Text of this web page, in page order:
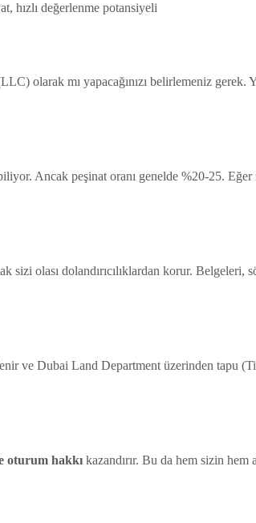
hızlı değerlenme potansiyeli
olarak mı yapacağınızı belirlemeniz gerek.
Ancak peşinat oranı genelde %20-25. Eğer
sizi olası dolandırıcılıklardan korur. Belgeleri,
ve Dubai Land Department üzerinden tapu
oturum hakkı kazandırır. Bu da hem sizin